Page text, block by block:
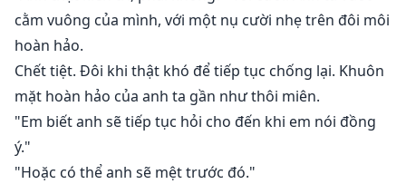
cằm vuông của mình, với một nụ cười nhẹ trên đôi môi
hoàn hảo.
Chết tiệt. Đôi khi thật khó để tiếp tục chống lại. Khuôn
mặt hoàn hảo của anh ta gần như thôi miên.
"Em biết anh sẽ tiếp tục hỏi cho đến khi em nói đồng
ý."
"Hoặc có thể anh sẽ mệt trước đó."